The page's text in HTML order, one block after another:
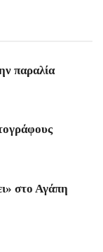
παραλία
στο Αγάπη